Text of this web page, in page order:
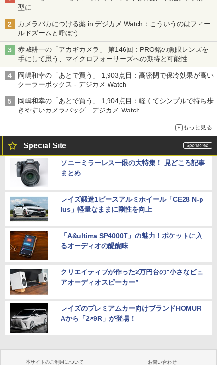
型に
カメラバカにつける薬 in デジカメ Watch：こういうのはフィー
ルドズームと呼ぼう
赤城耕一の「アカギカメラ」 第146回：PRO銘の魚眼レンズを
手にして思う、マイクロフォーサーズへの期待と可能性
岡嶋和幸の「あとで買う」 1,903点目：高密閉で保冷効果が高い
クーラーボックス - デジカメ Watch
岡嶋和幸の「あとで買う」 1,904点目：軽くてシンプルで持ち歩
きやすいカメラバッグ - デジカメ Watch
もっと見る
Special Site
ソニーミラーレス一眼の大特集！ 見どころ記事
まとめ
レイズ鍛造1ピースアルミホイール「CE28 N-p
lus」軽量なままに剛性を向上
「A&ultima SP4000T」の魅力！ポケットに入
るオーディオの醍醐味
クリエイティブが作った2万円台の“小さなピュ
アオーディオスピーカー”
レイズのプレミアムカー向けブランドHOMUR
Aから「2×9R」が登場！
本サイトのご利用について お問い合わせ